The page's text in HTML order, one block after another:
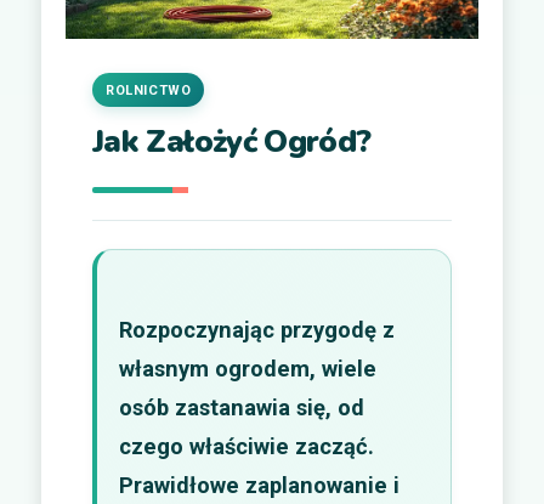
Jak Założyć Ogród?
ROLNICTWO
Rozpoczynając przygodę z
własnym ogrodem, wiele
osób zastanawia się, od
czego właściwie zacząć.
Prawidłowe zaplanowanie i